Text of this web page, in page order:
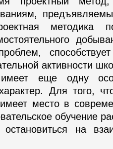
методика
активности
еще одну
Для того,
место в
обучение
на